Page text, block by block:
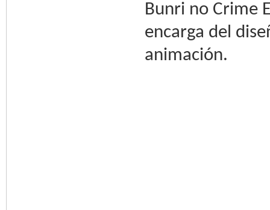
Bunri no Crime
encarga del
animación.